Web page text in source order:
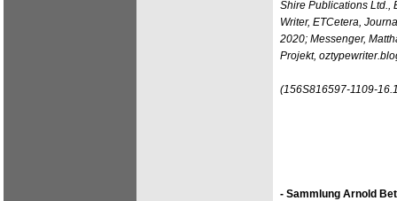
Shire Publications Ltd.,
Writer, ETCetera,
2020; Messenger,
Projekt,
(156S816597-1109-
- Sammlung Arnold